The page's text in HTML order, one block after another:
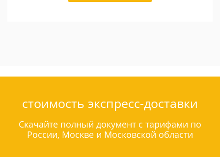
стоимость экспресс-доставки
Скачайте полный документ с тарифами по
России, Москве и Московской области